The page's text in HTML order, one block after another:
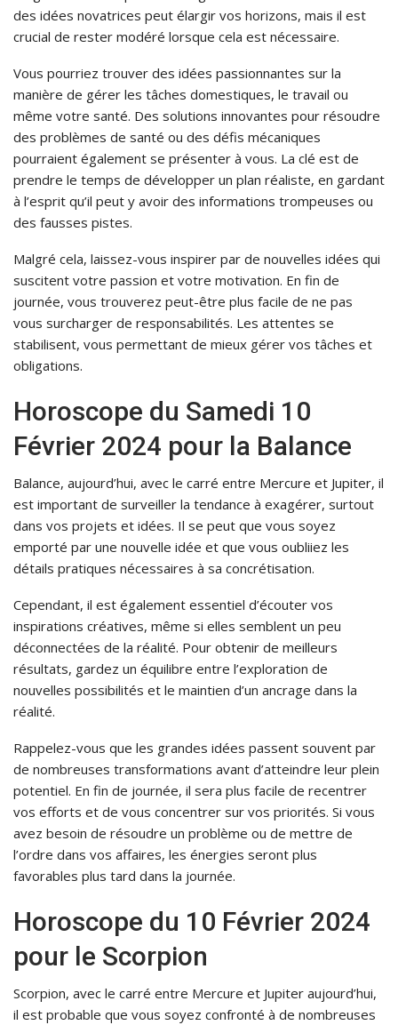
des idées novatrices peut élargir vos horizons, mais il est
crucial de rester modéré lorsque cela est nécessaire.
Vous pourriez trouver des idées passionnantes sur la
manière de gérer les tâches domestiques, le travail ou
même votre santé. Des solutions innovantes pour résoudre
des problèmes de santé ou des défis mécaniques
pourraient également se présenter à vous. La clé est de
prendre le temps de développer un plan réaliste, en gardant
à l’esprit qu’il peut y avoir des informations trompeuses ou
des fausses pistes.
Malgré cela, laissez-vous inspirer par de nouvelles idées qui
suscitent votre passion et votre motivation. En fin de
journée, vous trouverez peut-être plus facile de ne pas
vous surcharger de responsabilités. Les attentes se
stabilisent, vous permettant de mieux gérer vos tâches et
obligations.
Horoscope du Samedi 10
Février 2024 pour la Balance
Balance, aujourd’hui, avec le carré entre Mercure et Jupiter, il
est important de surveiller la tendance à exagérer, surtout
dans vos projets et idées. Il se peut que vous soyez
emporté par une nouvelle idée et que vous oubliiez les
détails pratiques nécessaires à sa concrétisation.
Cependant, il est également essentiel d’écouter vos
inspirations créatives, même si elles semblent un peu
déconnectées de la réalité. Pour obtenir de meilleurs
résultats, gardez un équilibre entre l’exploration de
nouvelles possibilités et le maintien d’un ancrage dans la
réalité.
Rappelez-vous que les grandes idées passent souvent par
de nombreuses transformations avant d’atteindre leur plein
potentiel. En fin de journée, il sera plus facile de recentrer
vos efforts et de vous concentrer sur vos priorités. Si vous
avez besoin de résoudre un problème ou de mettre de
l’ordre dans vos affaires, les énergies seront plus
favorables plus tard dans la journée.
Horoscope du 10 Février 2024
pour le Scorpion
Scorpion, avec le carré entre Mercure et Jupiter aujourd’hui,
il est probable que vous soyez confronté à de nombreuses